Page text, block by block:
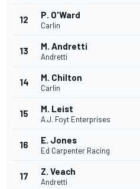
12 P. O'Ward
Carlin
13 M. Andretti
Andretti
14 M. Chilton
Carlin
15 M. Leist
A.J. Foyt Enterprises
16 E. Jones
Ed Carpenter Racing
17 Z. Veach
Andretti